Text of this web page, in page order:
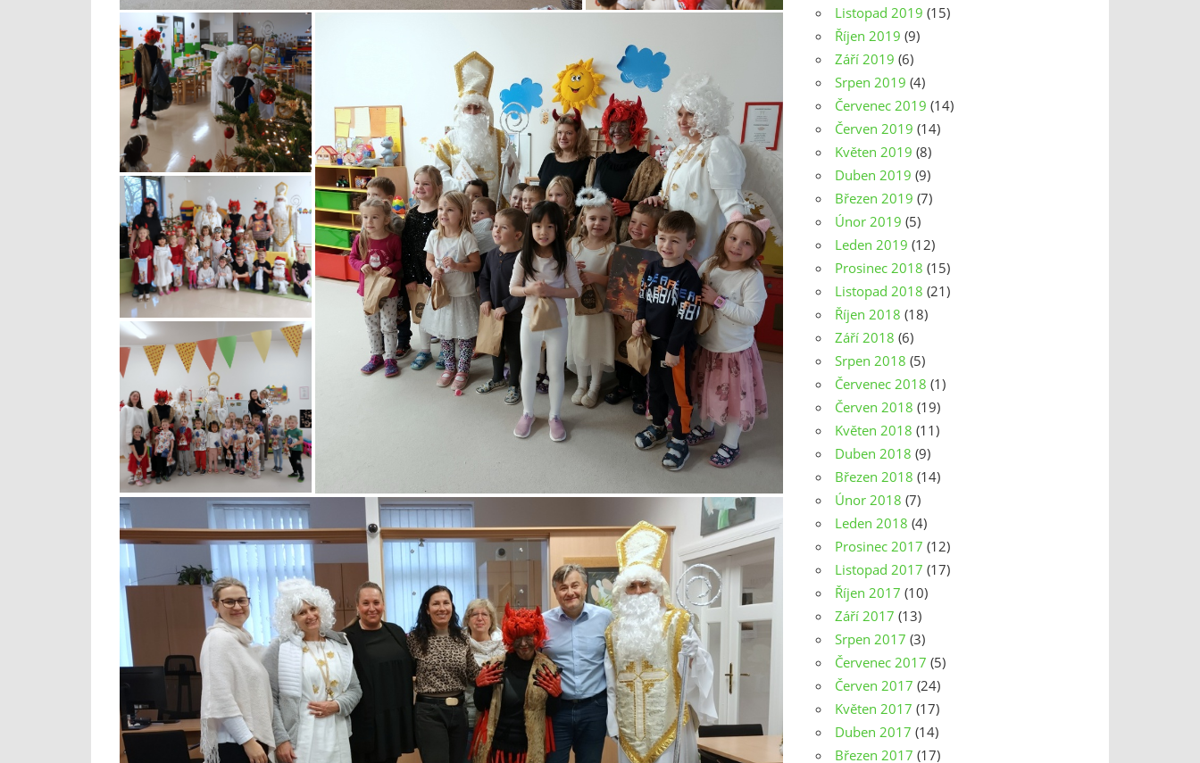
Listopad 2019 (15)
Říjen 2019 (9)
Září 2019 (6)
Srpen 2019 (4)
Červenec 2019 (14)
Červen 2019 (14)
Květen 2019 (8)
Duben 2019 (9)
Březen 2019 (7)
Únor 2019 (5)
Leden 2019 (12)
Prosinec 2018 (15)
Listopad 2018 (21)
Říjen 2018 (18)
Září 2018 (6)
Srpen 2018 (5)
Červenec 2018 (1)
Červen 2018 (19)
Květen 2018 (11)
Duben 2018 (9)
Březen 2018 (14)
Únor 2018 (7)
Leden 2018 (4)
Prosinec 2017 (12)
Listopad 2017 (17)
Říjen 2017 (10)
Září 2017 (13)
Srpen 2017 (3)
Červenec 2017 (5)
Červen 2017 (24)
Květen 2017 (17)
Duben 2017 (14)
Březen 2017 (17)